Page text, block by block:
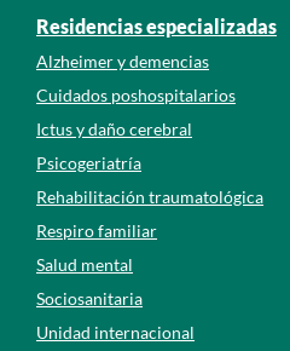
Residencias especializadas
Alzheimer y demencias
Cuidados poshospitalarios
Ictus y daño cerebral
Psicogeriatría
Rehabilitación traumatológica
Respiro familiar
Salud mental
Sociosanitaria
Unidad internacional